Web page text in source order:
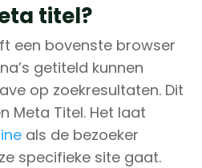
titel?
een bovenste browser
getiteld kunnen
op zoekresultaten. Dit
Meta Titel. Het laat
als de bezoeker
specifieke site gaat.